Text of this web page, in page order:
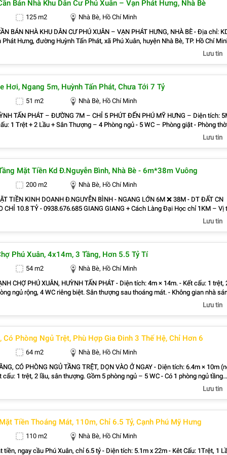
Bán Nhà Khu Dân Cư Phú Xuân – Vạn Phát Hưng, Nhà Bè
125 m2
Nhà Bè, Hồ Chí Minh
BÁN NHÀ KHU DÂN CƯ PHÚ XUÂN – VẠN PHÁT HƯNG, NHÀ BÈ - Địa chỉ:
Phát Hưng, đường Huỳnh Tấn Phát, xã Phú Xuân, huyện Nhà Bè, TP. Hồ Chí
Bè, TP. Hồ Chí Minh). - Diện tích: 125 m² (5m x 25m). - Mặt tiền: 5m. - Kết
- Sổ hồng riêng, pháp lý rõ ràng. - Đất ở đô thị, sở hữu lâu
yên tĩnh. - Đường nội khu rộng, ô tô di chuyển và đậu xe thuận tiện. - Chỉ 5 phút
(Quận 7). - Dễ dàng kết nối đến Crescent Mall, SC VivoCity cùng nhiều trung
lớn. - Chỉ vài phút đến trường học, bệnh viện, chợ, siêu thị và ngân hàng. - Đầy
vụ nhu cầu sinh hoạt và nghỉ ngơi của cả gia đình. - Khu vực Nhà Bè đang
hạ tầng giao thông: * Mở rộng đường Nguyễn Hữu Thọ. * Tuyến Nguyễn
nối trực tiếp Phú Mỹ Hưng – Nhà Bè. * Hệ thống cầu và các trục giao thông
Minh, mang đến tiềm năng gia tăng giá trị bất động sản trong tương lai. -Ngôi
an cư hoặc đầu tư sinh lời lâu dài. Vị trí đẹp, pháp lý
Lưu tin
Hơi, Ngang 5m, Huỳnh Tấn Phát, Chưa Tới 7 Tỷ
51 m2
Nhà Bè, Hồ Chí Minh
TẤN PHÁT – ĐƯỜNG 7M – CHỈ 5 PHÚT ĐẾN PHÚ MỸ HƯNG – Diện tích: 5M1
Nhà 7M ô tô vào tận nhà - Pháp lý: Sổ hồng riêng - Hoàn công đầy đủ. -
đến 80%. - Giá: 6tỷ990 (Thương lượng) - Liên hệ: 0838.939.781 - Nguyễn
Lưu tin
Mặt Tiền Kd Đ.nguyễn Bình, Nhà Bè - 6m*38m Vuông
200 m2
Nhà Bè, Hồ Chí Minh
TIỀN KINH DOANH Đ.NGUYỄN BÌNH - NGANG LỚN 6M ❌️ 38M - DT ĐẤT CN
CHỈ 10.8 TỶ - 0938.676.685 GIANG GIANG + Cách Làng Đại Học chỉ 1KM – Vị
thuận tiện kinh doanh mọi ngành nghề! + Ưu điểm nổi bật: - Nhà chính chủ
huyết, kiên cố – thiết kế rộng rãi, hài hòa, hợp phong thuỷ. - Sân trước cực rộng,
lý: Sổ hồng riêng, hoàn công đầy đủ - Công chứng ngay trong ngày - Hỗ trợ vay
ưu đãi. + Vị trí vàng: - Cách Phú Mỹ Hưng 10 phút - Khu GS City 2km. - Gần
Nguyễn Bình kết nối Cầu Kinh Cây Khô - Phạm Hùng - Nguyễn Văn Linh - Giao
tiềm năng tăng giá cực cao! * Liên hệ sdt chính GIANG GIANG: 0938.676.685.
phố
Lưu tin
Phú Xuân, 4x14m, 3 Tầng, Hơn 5.5 Tỷ Tí
54 m2
Nhà Bè, Hồ Chí Minh
XUÂN, HUỲNH TẤN PHÁT - Diện tích: 4m × 14m. - Kết cấu: 1 trệt, 2
ngủ rộng, 4 WC riêng biệt. Sân thượng sau thoáng mát. - Không gian nhà
hiện đại. - Tặng toàn bộ nội thất trong nhà - Hẻm trước nhà rộng rãi - Pháp
hoàn công đầy đủ, pháp lý chuẩn. Hỗ trợ vay ngân hàng cho khách có nhu
- Tư Vấn Thật)
Lưu tin
Có Phòng Ngủ Trệt, Phù Hợp Gia Đinh 3 Thế Hệ, Chỉ Hơn 6
64 m2
Nhà Bè, Hồ Chí Minh
PHÒNG NGỦ TẦNG TRỆT, DỌN VÀO Ở NGAY - Diện tích: 6.4m × 10m (nở
cấu: 1 trệt, 2 lầu, sân thượng. Gồm 5 phòng ngủ – 5 WC - Có 1 phòng ngủ tầng
đình có người lớn tuổi. - Thiết kế hiện đại, xây dựng kiên cố, công năng tối
học, siêu thị và đầy đủ tiện ích. - Vị trí đẹp, khu dân cư hiện hữu, an ninh, yên
- Nguyễn Hoàng Realty (Nhà Thật - Giá Thật -
Lưu tin
Tiền Thoáng Mát, 110m, Chỉ 6.5 Tỷ, Cạnh Phú Mỹ Hưng
110 m2
Nhà Bè, Hồ Chí Minh
Phú Xuân, chỉ 6.5 tỷ - Diện tích: 5.1m x 22m - Kêt Cấu: 1Trệt, 1 Lầu.